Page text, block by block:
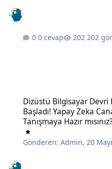
0 cevap 202
Dizüstü Bilgisayar Devri
Başladı! Yapay Zeka
Tanışmaya Hazır
Gönderen:Admin,20